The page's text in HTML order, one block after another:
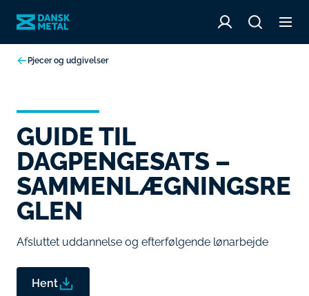
Pjecer og udgivelser
GUIDE TIL
DAGPENGESATS –
SAMMENLÆGNINGSRE
GLEN
Afsluttet uddannelse og efterfølgende lønarbejde
Hent